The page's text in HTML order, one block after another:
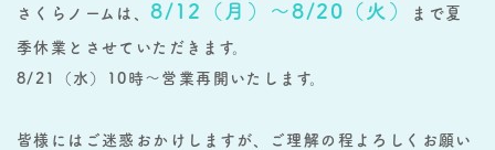
さくらノームは、8/12（月）～8/20（火） まで夏
季休業とさせていただきます。
8/21（水）10時～営業再開いたします。
皆様にはご迷惑おかけしますが、ご理解の程よろしくお願い